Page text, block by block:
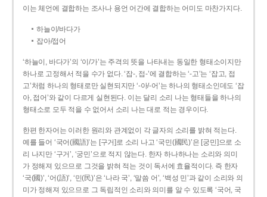
이는 체언에 결합하는 조사나 용언 어간에 결합하는 어미도 마찬가지다.
하늘이/바다가
잡아/접어
‘하늘이, 바다가’의 ‘이/가’는 주격의 뜻을 나타내는 동일한 형태소이지만
하나로 고정해서 적을 수가 없다. ‘잡-, 접-’에 결합하는 ‘-고’는 ‘잡고, 접
고’처럼 하나의 형태로만 실현되지만 ‘-아/-어’는 하나의 형태소인데도 ‘잡
아, 접어’와 같이 다르게 실현된다. 이는 달리 소리 나는 형태들을 하나의
형태소로 모두 적을 수 없어서 소리 나는 대로 적는 경우이다.
한편 한자어는 이러한 원리와 관계없이 각 글자의 소리를 밝혀 적는다.
예를 들어 ‘국어(國語)’는 [구거]로 소리 나고 ‘국민(國民)’은 [궁민]으로 소
리 나지만 ‘구거’, ‘궁민’으로 적지 않는다. 한자 하나하나는 소리와 의미
가 정해져 있으므로 그것을 밝혀 적는 것이 독서에 효율적이다. 즉 한자
‘국(國)’, ‘어(語)’, ‘민(民)’은 ‘나라 국’, ‘말씀 어’, ‘백성 민’과 같이 소리와 의
미가 정해져 있으므로 그 독립적인 소리와 의미를 알 수 있도록 ‘국어, 국